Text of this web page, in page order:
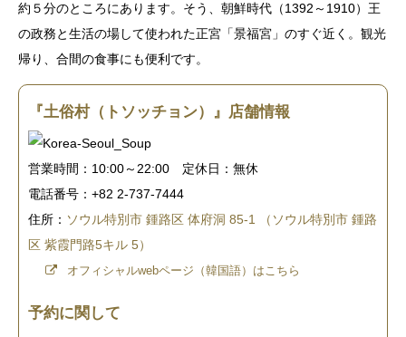
約５分のところにあります。そう、朝鮮時代（1392～1910）王
の政務と生活の場して使われた正宮「景福宮」のすぐ近く。観光
帰り、合間の食事にも便利です。
『土俗村（トソッチョン）』店舗情報
営業時間：10:00～22:00 定休日：無休
電話番号：+82 2-737-7444
住所： ソウル特別市 鍾路区 体府洞 85-1 （ソウル特別市 鍾路
区 紫霞門路5キル 5）
オフィシャルwebページ（韓国語）はこちら
予約に関して